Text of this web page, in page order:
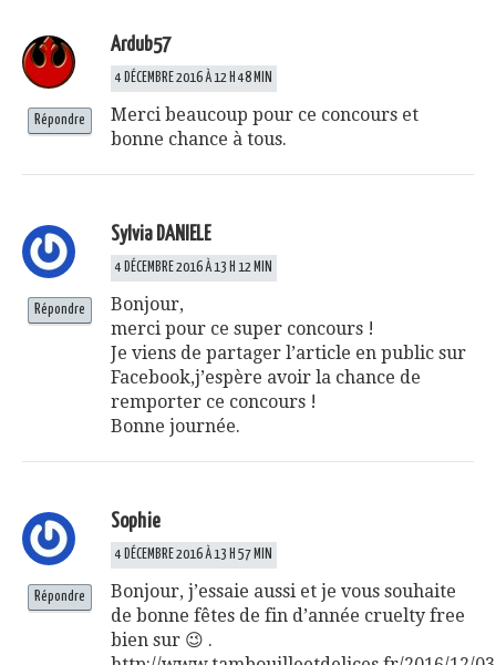
Ardub57
4 DÉCEMBRE 2016 À 12 H 48 MIN
Merci beaucoup pour ce concours et
bonne chance à tous.
Répondre
Sylvia DANIELE
4 DÉCEMBRE 2016 À 13 H 12 MIN
Bonjour,
merci pour ce super concours !
Je viens de partager l’article en public sur
Facebook,j’espère avoir la chance de
remporter ce concours !
Bonne journée.
Répondre
Sophie
4 DÉCEMBRE 2016 À 13 H 57 MIN
Bonjour, j’essaie aussi et je vous souhaite
de bonne fêtes de fin d’année cruelty free
bien sur 😉 .
Répondre